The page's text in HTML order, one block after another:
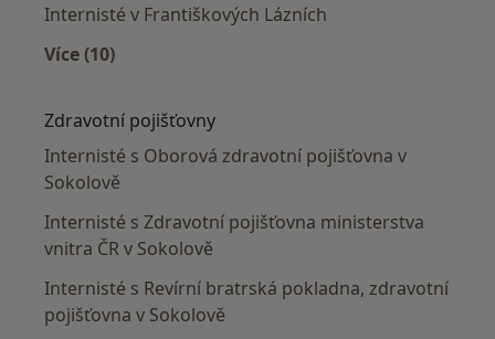
Internisté v Františkových Lázních
Více (10)
Zdravotní pojišťovny
Internisté s Oborová zdravotní pojišťovna v
Sokolově
Internisté s Zdravotní pojišťovna ministerstva
vnitra ČR v Sokolově
Internisté s Revírní bratrská pokladna, zdravotní
pojišťovna v Sokolově